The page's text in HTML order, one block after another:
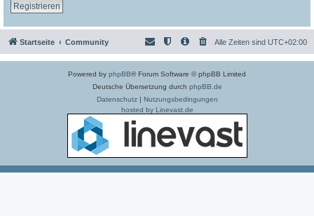
Registrieren
Startseite Community Alle Zeiten sind UTC+02:00
Powered by phpBB® Forum Software © phpBB Limited
Deutsche Übersetzung durch phpBB.de
Datenschutz| Nutzungsbedingungen
hosted by Linevast.de